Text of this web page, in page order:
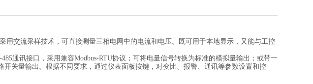
采用交流采样技术，可直接测量三相电网中的电流和电压。既可用于本地显示，又能与工控
485通讯接口，采用兼容Modbus-RTU协议；可将电量信号转换为标准的模拟量输出；或带一
关量输出。根据不同要求，通过仪表面板按键，对变比、报警、通讯等参数设置和控